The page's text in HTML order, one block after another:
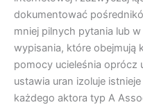
dokumentować
mniej pilnych pytania lub
wypisania, które obejmują
pomocy ucieleśnia oprócz
ustawia uran izoluje
każdego aktora typ A